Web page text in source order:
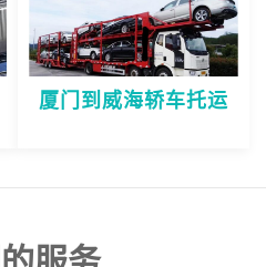
厦门到威海轿车托运